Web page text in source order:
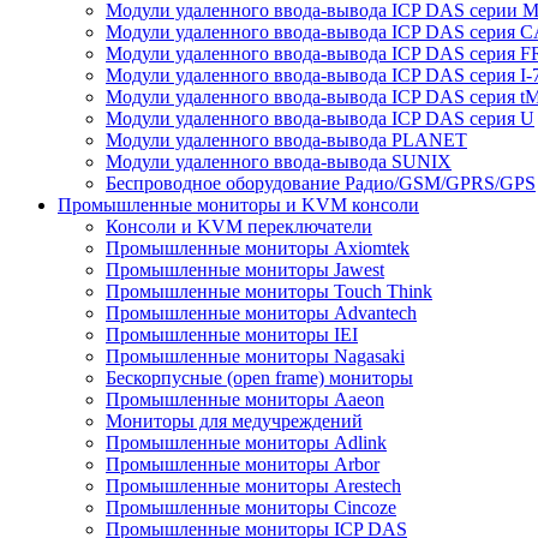
Модули удаленного ввода-вывода ICP DAS серии M
Модули удаленного ввода-вывода ICP DAS серия
Модули удаленного ввода-вывода ICP DAS серия
Модули удаленного ввода-вывода ICP DAS серия I-
Модули удаленного ввода-вывода ICP DAS серия
Модули удаленного ввода-вывода ICP DAS серия U
Модули удаленного ввода-вывода PLANET
Модули удаленного ввода-вывода SUNIX
Беспроводное оборудование Радио/GSM/GPRS/GPS
Промышленные мониторы и KVM консоли
Консоли и KVM переключатели
Промышленные мониторы Axiomtek
Промышленные мониторы Jawest
Промышленные мониторы Touch Think
Промышленные мониторы Advantech
Промышленные мониторы IEI
Промышленные мониторы Nagasaki
Бескорпусные (open frame) мониторы
Промышленные мониторы Aaeon
Мониторы для медучреждений
Промышленные мониторы Adlink
Промышленные мониторы Arbor
Промышленные мониторы Arestech
Промышленные мониторы Cincoze
Промышленные мониторы ICP DAS